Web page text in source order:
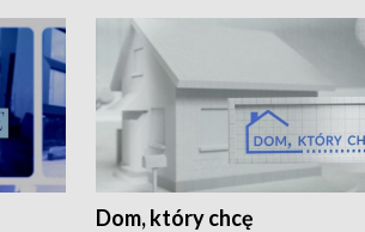
Dom, który chcę